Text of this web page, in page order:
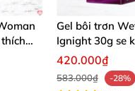
Gel bôi trơn
Ignight 30g se
khoái cảm nữ
420.000₫
583.000₫
-28%